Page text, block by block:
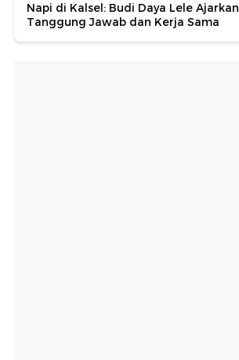
Napi di Kalsel: Budi Daya Lele Ajarkan
Tanggung Jawab dan Kerja Sama